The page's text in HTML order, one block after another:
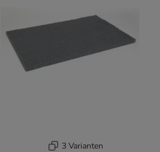
3 Varianten